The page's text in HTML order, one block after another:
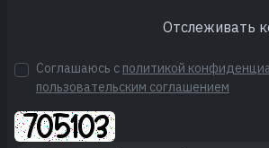
Отслеживать
Соглашаюсь с политикой
пользовательским соглашением